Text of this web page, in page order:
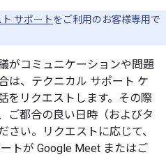
サポートをご利用のお客様専用で
がコミュニケーションや問題
は、テクニカル サポート ケ
をリクエストします。その際
ご都合の良い日時（およびタ
さい。リクエストに応じて、
トが Google Meet またはご